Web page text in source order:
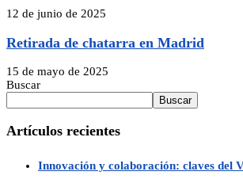
12 de junio de 2025
Retirada de chatarra en Madrid
15 de mayo de 2025
Buscar
Buscar
Artículos recientes
Innovación y colaboración: claves del